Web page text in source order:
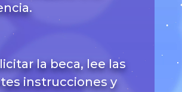
la beca, lee las
instrucciones y